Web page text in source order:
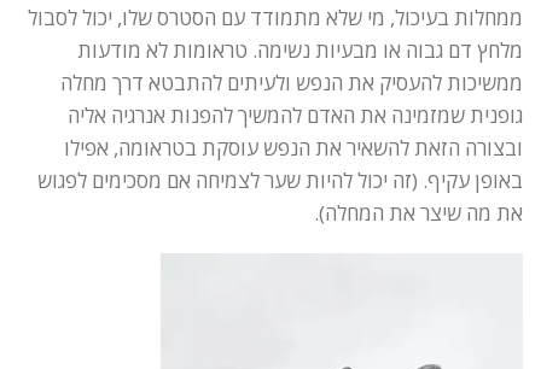
ממחלות בעיכול, מי שלא מתמודד עם הסטרס שלו, יכול לסבול
מלחץ דם גבוה או מבעיות נשימה. טראומות לא מודעות
ממשיכות להעסיק את הנפש ולעיתים להתבטא דרך מחלה
גופנית שמזמינה את האדם להמשיך להפנות אנרגיה אליה
ובצורה הזאת להשאיר את הנפש עוסקת בטראומה, אפילו
באופן עקיף. (זה יכול להיות שער לצמיחה אם מסכימים לפגוש
את מה שיצר את המחלה).